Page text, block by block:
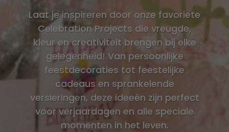
Laat je inspireren door onze favoriete
Celebration Projects die vreugde,
kleur en creativiteit brengen bij elke
gelegenheid! Van persoonlijke
feestdecoraties tot feestelijke
cadeaus en sprankelende
versieringen, deze ideeën zijn perfect
voor verjaardagen en alle speciale
momenten in het leven.